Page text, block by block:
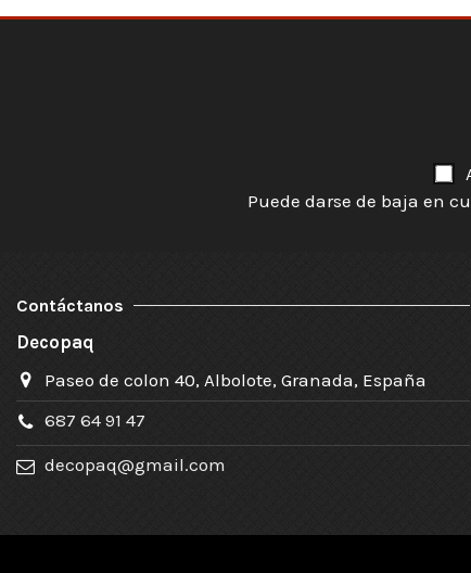
Puede darse de baja en
Contáctanos
Decopaq
Paseo de colon 40, Albolote, Granada, España
687 64 91 47
decopaq@gmail.com